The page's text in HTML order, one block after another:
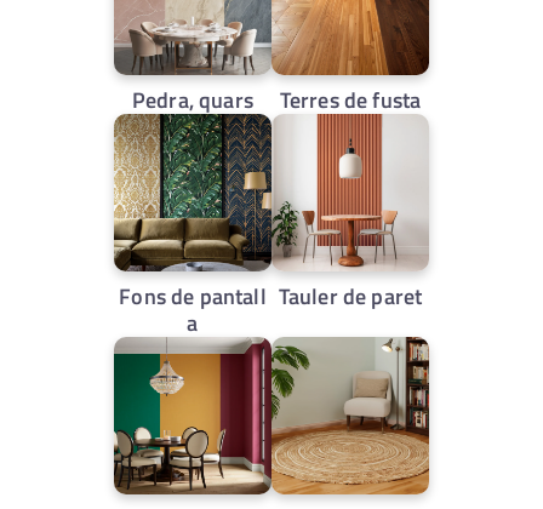
Pedra, quars Terres de fusta
Fons de pantall
a
Tauler de paret